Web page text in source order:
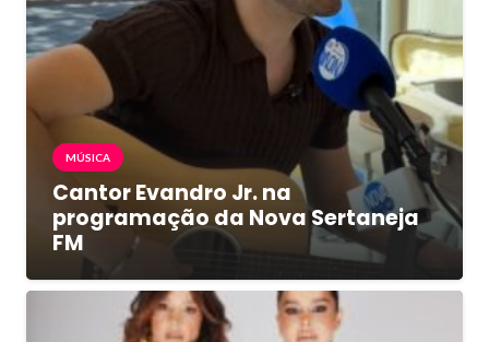
MÚSICA
Cantor Evandro Jr. na
programação da Nova Sertaneja
FM